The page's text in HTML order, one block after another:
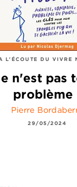
L'ÉCOUTE DU VIVRE
n'est pas
problème
Pierre
29/05/2024